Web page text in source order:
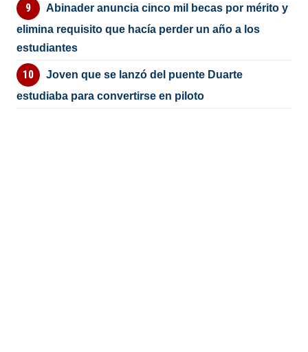
Abinader anuncia cinco mil becas por mérito y
elimina requisito que hacía perder un año a los
estudiantes
Joven que se lanzó del puente Duarte
estudiaba para convertirse en piloto